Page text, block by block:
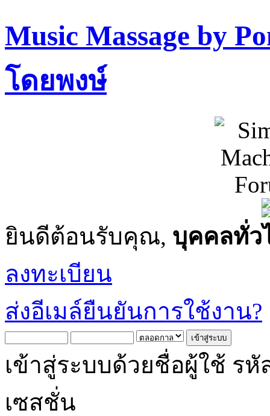
Music Massage by
โดยพงษ์
ยินดีต้อนรับคุณ, บุคคลทั่ว
ลงทะเบียน
ส่งอีเมล์ยืนยันการใช้งาน?
เข้าสู่ระบบด้วยชื่อผู้ใช้ รหั
เซสชั่น